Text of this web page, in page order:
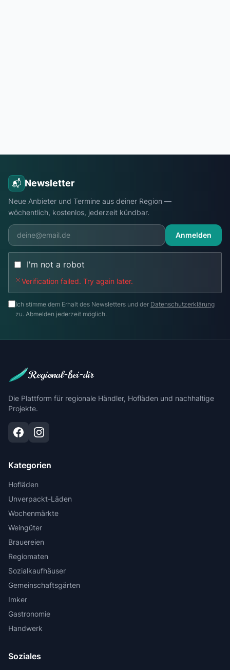
📬 Newsletter
Neue Anbieter und Termine aus deiner Region —
wöchentlich, kostenlos, jederzeit kündbar.
Anmelden
I'm not a robot
Verification failed. Try again later.
Ich stimme dem Erhalt des Newsletters und der Datenschutzerklärung
zu. Abmelden jederzeit möglich.
Regional-bei-dir
Die Plattform für regionale Händler, Hofläden und nachhaltige
Projekte.
Kategorien
Hofläden
Unverpackt-Läden
Wochenmärkte
Weingüter
Brauereien
Regiomaten
Sozialkaufhäuser
Gemeinschaftsgärten
Imker
Gastronomie
Handwerk
Soziales